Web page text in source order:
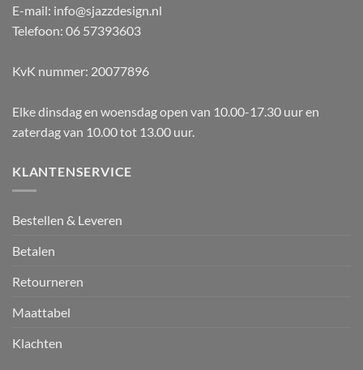
E-mail: info@sjazzdesign.nl
Telefoon: 06 57393603
KvK nummer: 20077896
Elke dinsdag en woensdag open van 10.00-17.30 uur en
zaterdag van 10.00 tot 13.00 uur.
KLANTENSERVICE
Bestellen & Leveren
Betalen
Retourneren
Maattabel
Klachten